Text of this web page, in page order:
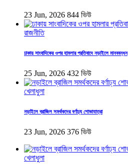
23 Jun, 2026 844 ভিউ
রাজনীতি
ঢাকায় সাংবাদিকের ওপর হামলার প্রতিবাদে নড়াইলে মানববন্ধন
25 Jun, 2026 432 ভিউ
খেলাধুলা
নড়াইলে ব্রাজিল সমর্থকদের বর্ণাঢ্য শোভাযাত্রা
23 Jun, 2026 376 ভিউ
খেলাধুলা